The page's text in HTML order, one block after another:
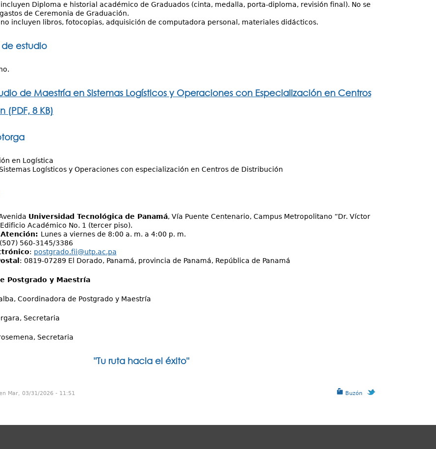
incluyen Diploma e historial académico de Graduados (cinta, medalla, porta-diploma, revisión final). No se
de Ceremonia de Graduación.
no incluyen libros, fotocopias, adquisición de computadora personal, materiales didácticos.
estudio
de Maestría en Sistemas Logísticos y Operaciones con Especialización en Centros
(PDF, 8 KB)
en Logística
Logísticos y Operaciones con especialización en Centros de Distribución
Universidad Tecnológica de Panamá, Vía Puente Centenario, Campus Metropolitano “Dr. Víctor
Edificio Académico No. 1 (tercer piso).
Lunes a viernes de 8:00 a. m. a 4:00 p. m.
(507) 560-3145/3386
: postgrado.fii@utp.ac.pa
: 0819-07289 El Dorado, Panamá, provincia de Panamá, República de Panamá
Postgrado y Maestría
Coordinadora de Postgrado y Maestría
Secretaria
Secretaria
"Tu ruta hacia el éxito"
Buzón
Mar, 03/31/2026 - 11:51